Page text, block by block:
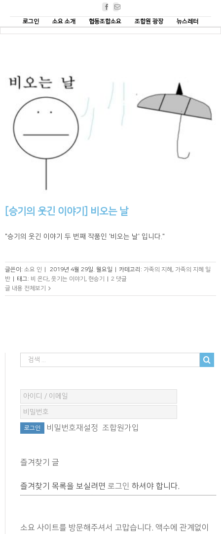
Facebook
로그인
소요 소개 협동조합소요 조합원 광장 뉴스레터
[승기의 웃긴 이야기] 비오는 날
"승기의 웃긴 이야기 두 번째 작품인 '비오는 날' 입니다."
글쓴이: 소요 인 | 2019년 4월 29일. 월요일 | 카테고리: 가족의 지혜
가족의 지혜 일
반 | 태그: 비 온다 웃기는 이야기 현승기 | 2 댓글
글 내용 전체보기
비밀번호재설정 조합원가입
즐겨찾기 글
즐겨찾기 목록을 보실려면 로그인 하셔야 합니다.
소요 사이트를 방문해주셔서 고맙습니다. 액수에 관계없이